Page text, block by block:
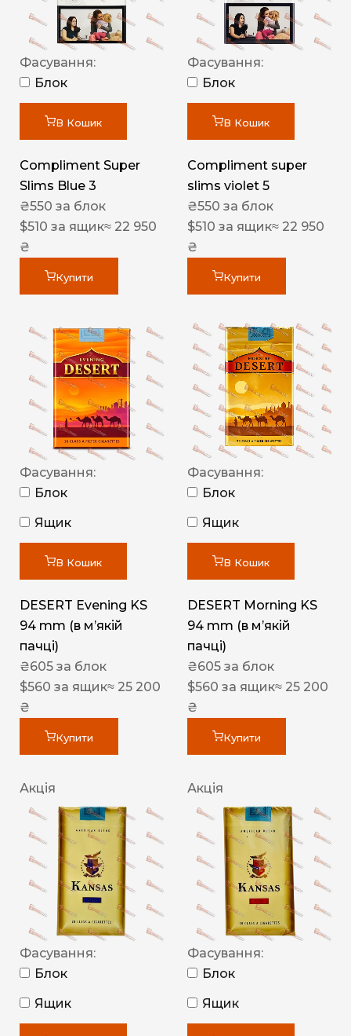
Фасування:
Блок
В Кошик
Compliment Super
Slims Blue 3
₴550 за блок
$510 за ящик≈ 22 950
₴
Купити
Фасування:
Блок
В Кошик
Compliment super
slims violet 5
₴550 за блок
$510 за ящик≈ 22 950
₴
Купити
Фасування:
Блок
Ящик
В Кошик
DESERT Evening KS
94 mm (в мʼякій
пачці)
₴605 за блок
$560 за ящик≈ 25 200
₴
Купити
Фасування:
Блок
Ящик
В Кошик
DESERT Morning KS
94 mm (в мʼякій
пачці)
₴605 за блок
$560 за ящик≈ 25 200
₴
Купити
Акція
Фасування:
Блок
Ящик
Акція
Фасування:
Блок
Ящик